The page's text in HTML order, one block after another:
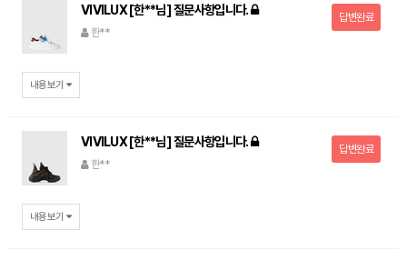
VIVILUX [한**님] 질문사항입니다.
답변완료
한**
내용보기
VIVILUX [한**님] 질문사항입니다.
답변완료
한**
내용보기